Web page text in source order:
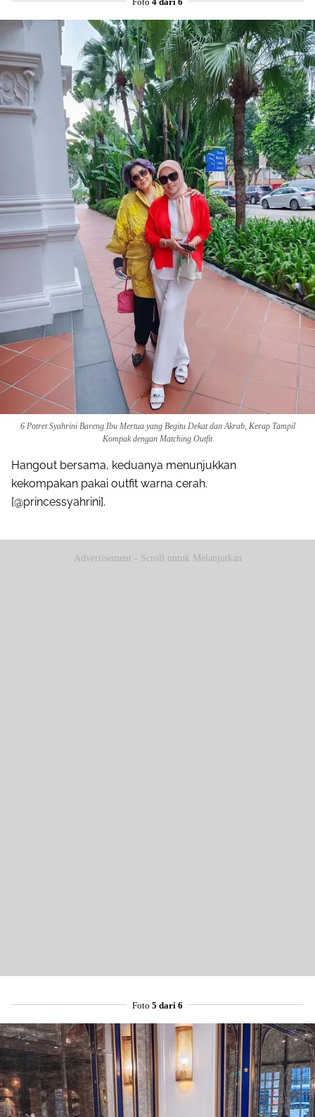
6 Potret Syahrini Bareng Ibu Mertua yang Begitu Dekat dan Akrab, Kerap Tampil
Kompak dengan Matching Outfit
Hangout bersama, keduanya menunjukkan
kekompakan pakai outfit warna cerah.
[@princessyahrini].
Advertisement - Scroll untuk Melanjutkan
Foto 5 dari 6
Mail